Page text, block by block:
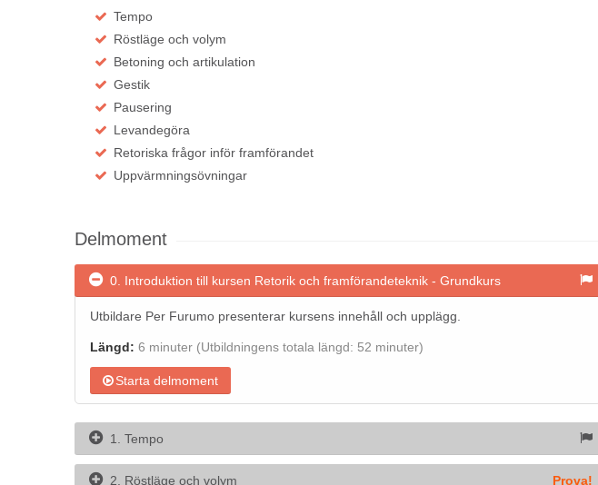
Tempo
Röstläge och volym
Betoning och artikulation
Gestik
Pausering
Levandegöra
Retoriska frågor inför framförandet
Uppvärmningsövningar
Delmoment
0. Introduktion till kursen Retorik och framförandeteknik - Grundkurs
Utbildare Per Furumo presenterar kursens innehåll och upplägg.
Längd: 6 minuter (Utbildningens totala längd: 52 minuter)
Starta delmoment
1. Tempo
2. Röstläge och volym Prova!